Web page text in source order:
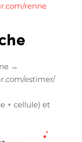
renne
→
estimer/
+ cellule) et